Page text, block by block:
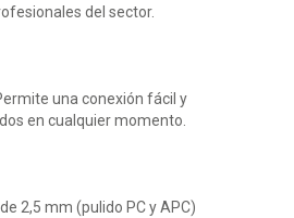
del sector.
una conexión fácil y
en cualquier momento.
2,5 mm (pulido PC y APC)